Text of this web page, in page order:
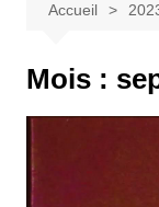
Accueil
Mois :